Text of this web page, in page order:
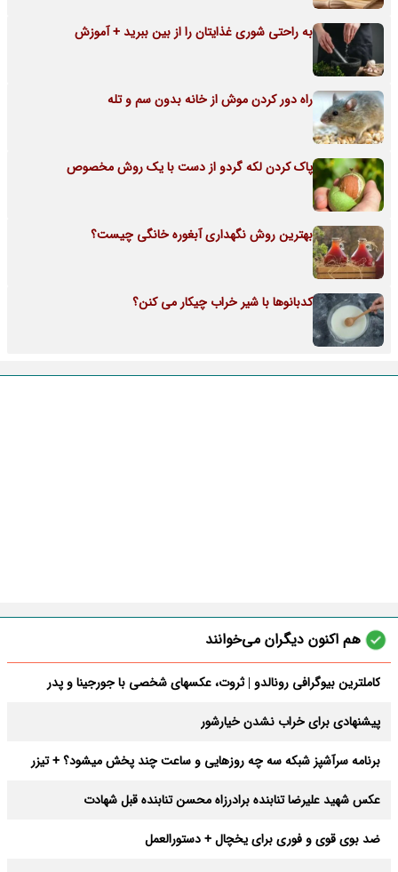
به راحتی شوری غذایتان را از بین ببرید + آموزش
راه دور کردن موش از خانه بدون سم و تله
پاک کردن لکه گردو از دست با یک روش مخصوص
بهترین روش نگهداری آبغوره خانگی چیست؟
کدبانوها با شیر خراب چیکار می کنن؟
هم اکنون دیگران می‌خوانند
کاملترین بیوگرافی رونالدو | ثروت، عکسهای شخصی با جورجینا و پدر
پیشنهادی برای خراب نشدن خیارشور
برنامه سرآشپز شبکه سه چه روزهایی و ساعت چند پخش میشود؟ + تیزر
عکس شهید علیرضا تنابنده برادرزاه محسن تنابنده قبل شهادت
ضد بوی قوی و فوری برای یخچال + دستورالعمل